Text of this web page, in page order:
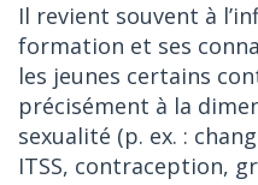
Il revient souvent à
formation et ses
les jeunes certains
précisément à la
sexualité (p. ex. :
ITSS, contraception,